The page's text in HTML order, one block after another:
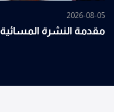
2026-08-05
مقدمة النشرة المسائية 05-08-2026